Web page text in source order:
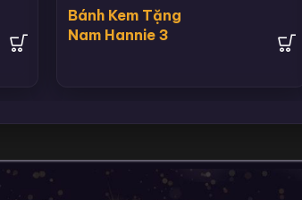
Bánh Kem Tặng
Nam Hannie 3